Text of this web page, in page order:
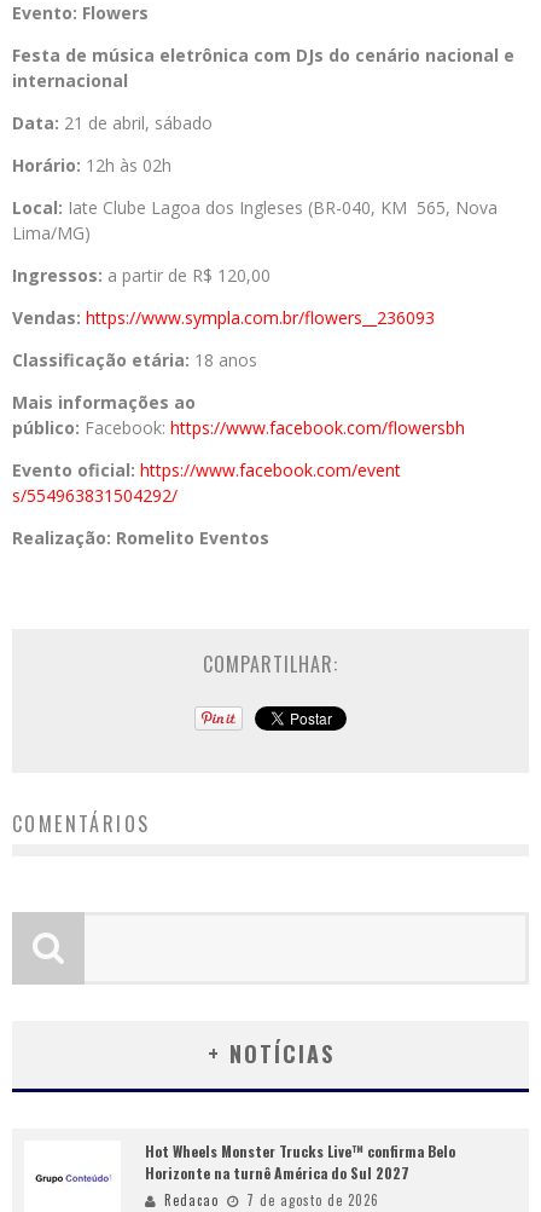
Evento: Flowers
Festa de música eletrônica com DJs do cenário nacional e
internacional
Data: 21 de abril, sábado
Horário: 12h às 02h
Local: Iate Clube Lagoa dos Ingleses (BR-040, KM 565, Nova
Lima/MG)
Ingressos: a partir de R$ 120,00
Vendas: https://www.sympla.com.br/flowers__236093
Classificação etária: 18 anos
Mais informações ao
público: Facebook: https://www.facebook.com/flowersbh
Evento oficial: https://www.facebook.com/event
s/554963831504292/
Realização: Romelito Eventos
COMPARTILHAR:
COMENTÁRIOS
+ NOTÍCIAS
Hot Wheels Monster Trucks Live™ confirma Belo
Horizonte na turnê América do Sul 2027
Redacao 7 de agosto de 2026